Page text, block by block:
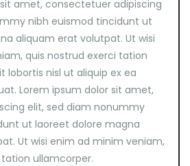
amet, consectetuer adipiscing
nibh euismod tincidunt ut
aliquam erat volutpat. Ut wisi
quis nostrud exerci tation
lobortis nisl ut aliquip ex ea
Lorem ipsum dolor sit amet,
elit, sed diam nonummy
ut laoreet dolore magna
Ut wisi enim ad minim veniam,
ullamcorper.